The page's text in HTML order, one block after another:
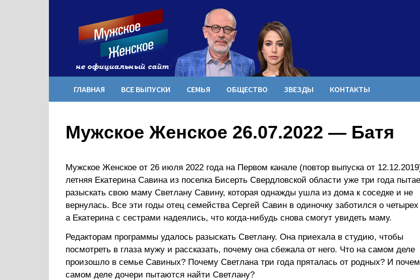
содержимому
ГЛАВНАЯ ВСЕ ВЫПУСКИ СЕМЬЯ ОБЩЕСТВО ЗВЕЗДЫ КОНТАКТЫ
Мужское Женское 26.07.2022 — Батя
Мужское Женское от 26 июля 2022 года на Первом канале (повтор выпуска от
летняя Екатерина Савина из поселка Бисерть Свердловской области уже три года
разыскать свою маму Светлану Савину, которая однажды ушла из дома к соседке и не
вернулась. Все эти годы отец семейства Сергей Савин в одиночку заботился о четырех
а Екатерина с сестрами надеялись, что когда-нибудь снова смогут увидеть маму.
Редакторам программы удалось разыскать Светлану. Она приехала в студию, чтобы
посмотреть в глаза мужу и рассказать, почему она сбежала от него. Что на самом деле
произошло в семье Савиных? Почему Светлана три года пряталась от родных? И
самом деле дочери пытаются найти Светлану?